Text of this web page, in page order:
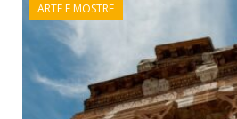
ARTE E MOSTRE